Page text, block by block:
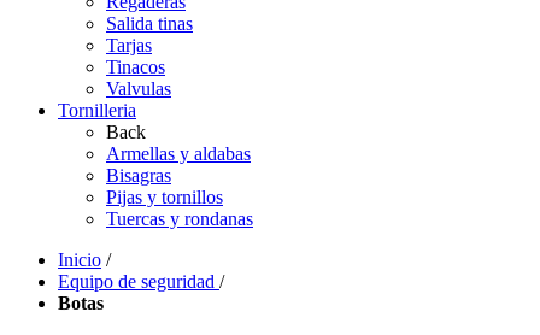
Salida tinas
Tarjas
Tinacos
Valvulas
Tornilleria
Back
Armellas y aldabas
Bisagras
Pijas y tornillos
Tuercas y rondanas
Inicio /
Equipo de seguridad /
Botas